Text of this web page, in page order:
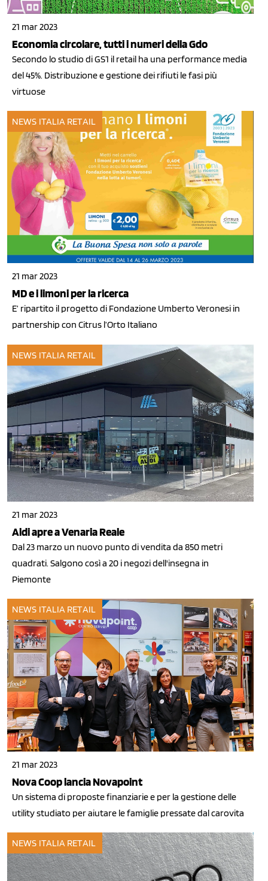
21 mar 2023
Economia circolare, tutti i numeri della Gdo
Secondo lo studio di GS1 il retail ha una performance media
del 45%. Distribuzione e gestione dei rifiuti le fasi più
virtuose
NEWS ITALIA RETAIL
21 mar 2023
MD e i limoni per la ricerca
E’ ripartito il progetto di Fondazione Umberto Veronesi in
partnership con Citrus l’Orto Italiano
NEWS ITALIA RETAIL
21 mar 2023
Aldi apre a Venaria Reale
Dal 23 marzo un nuovo punto di vendita da 850 metri
quadrati. Salgono così a 20 i negozi dell'insegna in
Piemonte
NEWS ITALIA RETAIL
21 mar 2023
Nova Coop lancia Novapoint
Un sistema di proposte finanziarie e per la gestione delle
utility studiato per aiutare le famiglie pressate dal carovita
NEWS ITALIA RETAIL